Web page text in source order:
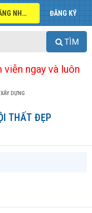
ĐĂNG NHẬP ĐĂNG KÝ
TÌM
ngay và luôn
DỰNG
THẤT ĐẸP